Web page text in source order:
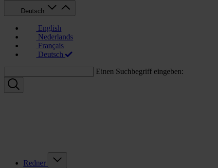
Deutsch
English
Nederlands
Français
Deutsch
Einen Suchbegriff eingeben:
Redner